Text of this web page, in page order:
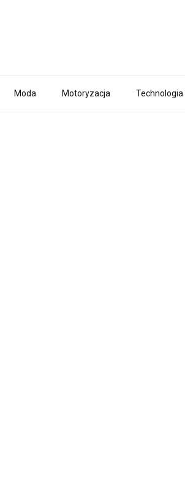
Moda Motoryzacja Technologia